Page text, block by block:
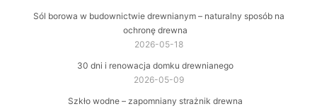
Sól borowa w budownictwie drewnianym – naturalny sposób na
ochronę drewna
2026-05-18
30 dni i renowacja domku drewnianego
2026-05-09
Szkło wodne – zapomniany strażnik drewna